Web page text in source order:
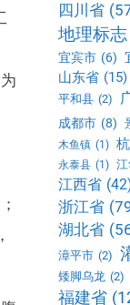
四川省
地理标志
宜宾市 (6)
山东省 (15)
平和县 (2)
成都市 (8)
木鱼镇 (1)
永泰县 (1)
江西省
浙江省
湖北省
漳平市 (2)
矮脚乌龙 (2)
福建省